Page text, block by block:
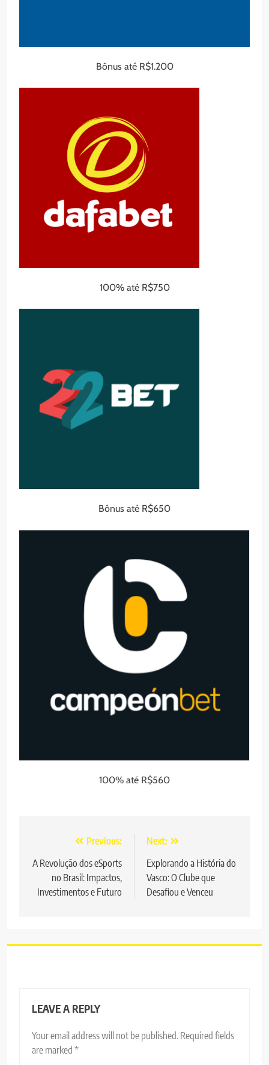
Bônus até R$1.200
100% até R$750
Bônus até R$650
100% até R$560
navigation
Previous:
A Revolução dos eSports
no Brasil: Impactos,
Investimentos e Futuro
Next:
Explorando a História do
Vasco: O Clube que
Desafiou e Venceu
LEAVE A REPLY
Your email address will not be published. Required fields
are marked *